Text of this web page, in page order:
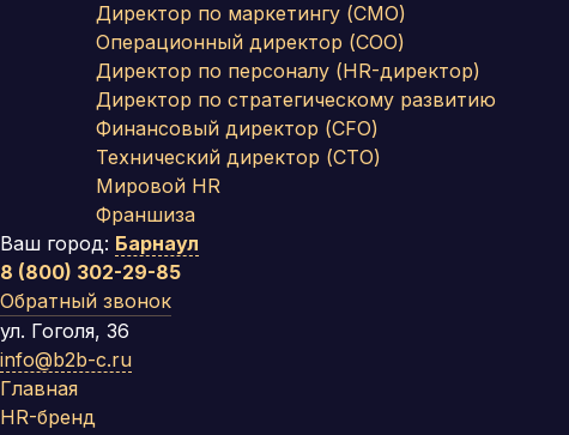
Директор по маркетингу (CMO)
Операционный директор (COO)
Директор по персоналу (HR-директор)
Директор по стратегическому развитию
Финансовый директор (CFO)
Технический директор (CTO)
Мировой HR
Франшиза
Ваш город: Барнаул
8 (800) 302-29-85
Обратный звонок
ул. Гоголя, 36
info@b2b-c.ru
Главная
HR-бренд